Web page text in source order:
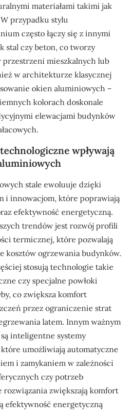
materiałami takimi jak
przypadku stylu
często łączy się z innymi
stal czy beton, co tworzy
mieszkalnych lub
w architekturze klasycznej
okien aluminiowych –
kolorach doskonale
elewacjami budynków
wpływają
stale ewoluuje dzięki
i innowacjom, które poprawiają
efektywność energetyczną.
trendów jest rozwój profili
termicznej, które pozwalają
kosztów ogrzewania budynków.
stosują technologie takie
czy specjalne powłoki
co zwiększa komfort
przez ograniczenie strat
latem. Innym ważnym
inteligentne systemy
umożliwiają automatyczne
i zamykaniem w zależności
czy potrzeb
zwiększają komfort
efektywność energetyczną